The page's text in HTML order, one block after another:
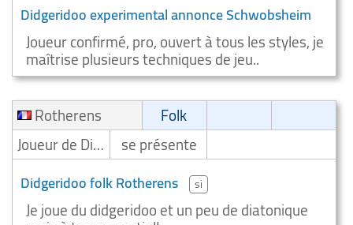
Didgeridoo experimental annonce Schwobsheim
Joueur confirmé, pro, ouvert à tous les styles, je
maîtrise plusieurs techniques de jeu..
Rotherens
Folk
Joueur de Didgeridoo/Digeridooiste
se présente
Didgeridoo folk Rotherens si
Je joue du didgeridoo et un peu de diatonique